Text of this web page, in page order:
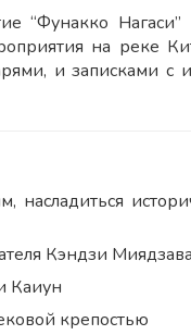
“Фунакко
на реке
и записками
насладиться
Кэндзи
Каиун
крепостью